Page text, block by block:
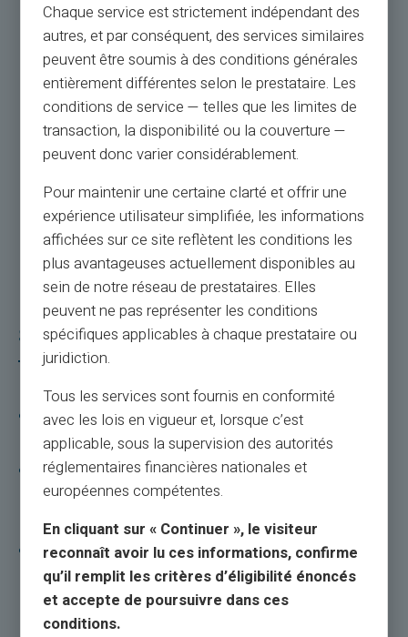
Säkerhet
Stulna eller förlorade pengar går förlorade för
alltid.
Med ett VERITAS Prepaid Mastercard® är dina
pengar säkra: ditt kort blockeras så snart du
ringer för att rapportera stöld eller förlust.
För att kunna använda VERITAS Mastercard®
förbetalda kort måste du känna till den hemliga
koden.
Chaque service est strictement indépendant des
autres, et par conséquent, des services similaires
peuvent être soumis à des conditions générales
entièrement différentes selon le prestataire. Les
conditions de service — telles que les limites de
transaction, la disponibilité ou la couverture —
peuvent donc varier considérablement.
Pour maintenir une certaine clarté et offrir une
expérience utilisateur simplifiée, les informations
affichées sur ce site reflètent les conditions les
plus avantageuses actuellement disponibles au
sein de notre réseau de prestataires. Elles
peuvent ne pas représenter les conditions
spécifiques applicables à chaque prestataire ou
juridiction.
Tous les services sont fournis en conformité
avec les lois en vigueur et, lorsque c’est
applicable, sous la supervision des autorités
réglementaires financières nationales et
européennes compétentes.
En cliquant sur « Continuer », le visiteur
reconnaît avoir lu ces informations, confirme
qu’il remplit les critères d’éligibilité énoncés
et accepte de poursuivre dans ces
conditions.